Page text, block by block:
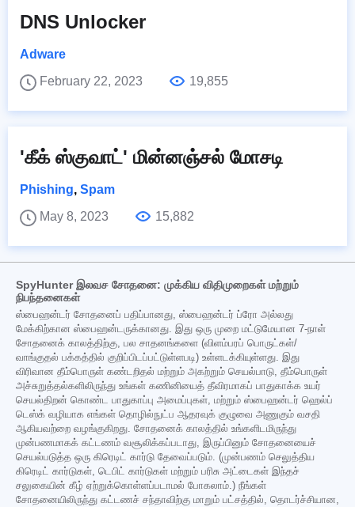
DNS Unlocker
Adware
February 22, 2023
19,855
'கீக் ஸ்குவாட்' மின்னஞ்சல் மோசடி
Phishing, Spam
May 8, 2023
15,882
SpyHunter இலவச சோதனை: முக்கிய விதிமுறைகள் மற்றும்
நிபந்தனைகள்
ஸ்பைஹன்டர் சோதனைப் பதிப்பானது, ஸ்பைஹன்டர் ப்ரோ அல்லது
மேக்கிற்கான ஸ்பைஹன்டருக்கானது. இது ஒரு முறை மட்டுமேயான 7-நாள்
சோதனைக் காலத்திற்கு, பல சாதனங்களை (விளம்பரப் பொருட்கள்/
வாங்குதல் பக்கத்தில் குறிப்பிடப்பட்டுள்ளபடி) உள்ளடக்கியுள்ளது. இது
விரிவான தீம்பொருள் கண்டறிதல் மற்றும் அகற்றும் செயல்பாடு, தீம்பொருள்
அச்சுறுத்தல்களிலிருந்து உங்கள் கணினியைத் தீவிரமாகப் பாதுகாக்க உயர்
செயல்திறன் கொண்ட பாதுகாப்பு அமைப்புகள், மற்றும் ஸ்பைஹன்டர் ஹெல்ப்
டெஸ்க் வழியாக எங்கள் தொழில்நுட்ப ஆதரவுக் குழுவை அணுகும் வசதி
ஆகியவற்றை வழங்குகிறது. சோதனைக் காலத்தில் உங்களிடமிருந்து
முன்பணமாகக் கட்டணம் வசூலிக்கப்படாது, இருப்பினும் சோதனையைச்
செயல்படுத்த ஒரு கிரெடிட் கார்டு தேவைப்படும். (முன்பணம் செலுத்திய
கிரெடிட் கார்டுகள், டெபிட் கார்டுகள் மற்றும் பரிசு அட்டைகள் இந்தச்
சலுகையின் கீழ் ஏற்றுக்கொள்ளப்படாமல் போகலாம்.) நீங்கள்
சோதனையிலிருந்து கட்டணச் சந்தாவிற்கு மாறும் பட்சத்தில், தொடர்ச்சியான,